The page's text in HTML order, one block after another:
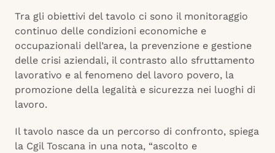
Tra gli obiettivi del tavolo ci sono il monitoraggio
continuo delle condizioni economiche e
occupazionali dell’area, la prevenzione e gestione
delle crisi aziendali, il contrasto allo sfruttamento
lavorativo e al fenomeno del lavoro povero, la
promozione della legalità e sicurezza nei luoghi di
lavoro.
Il tavolo nasce da un percorso di confronto, spiega
la Cgil Toscana in una nota, “ascolto e